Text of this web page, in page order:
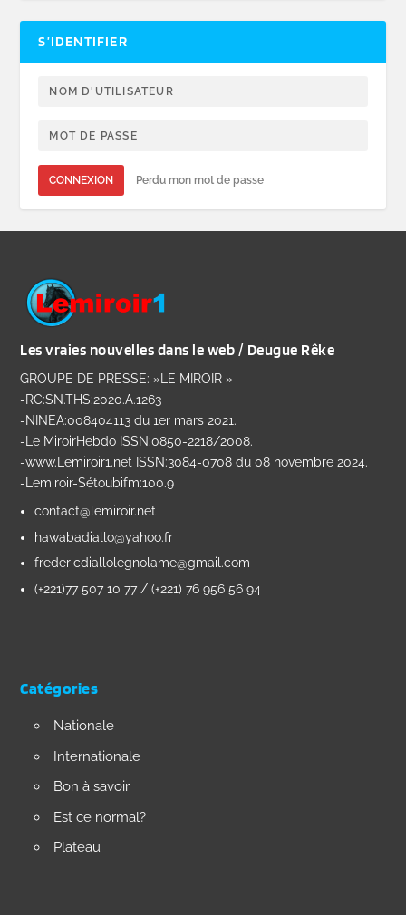
S’IDENTIFIER
CONNEXION Perdu mon mot de passe
Les vraies nouvelles dans le web / Deugue Rêke
GROUPE DE PRESSE: »LE MIROIR »
-RC:SN.THS:2020.A.1263
-NINEA:008404113 du 1er mars 2021.
-Le MiroirHebdo ISSN:0850-2218/2008.
-www.Lemiroir1.net ISSN:3084-0708 du 08 novembre 2024.
-Lemiroir-Sétoubifm:100.9
contact@lemiroir.net
hawabadiallo@yahoo.fr
fredericdiallolegnolame@gmail.com
(+221)77 507 10 77 / (+221) 76 956 56 94
Catégories
Nationale
Internationale
Bon à savoir
Est ce normal?
Plateau